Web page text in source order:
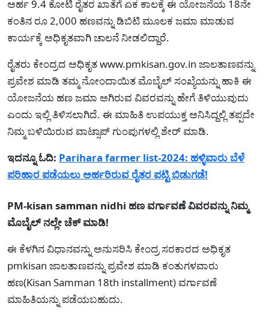
ಅರ್ಹ 9.4 ಕೋಟಿ ರೈತರ ಖಾತೆಗೆ ಏಕ ಕಾಲಕ್ಕೆ ಈ ಯೋಜನೆಯ 18ನೇ
ಕಂತಿನ ರೂ 2,000 ಹಣವನ್ನು ಡಿಬಿಟಿ ಮೂಲಕ ಜಮಾ ಮಾಡುವ
ಕಾರ್ಯಕ್ಕೆ ಅಧಿಕೃತವಾಗಿ ಚಾಲನೆ ನೀಡಲಿದ್ದಾರೆ.
ರೈತರು ಕೇಂದ್ರದ ಅಧಿಕೃತ www.pmkisan.gov.in ಜಾಲತಾಣವನ್ನು
ಪ್ರವೇಶ ಮಾಡಿ ತಮ್ಮ ನೋಂದಾಯಿತ ಮೊಬೈಲ್ ಸಂಖ್ಯೆಯನ್ನು ಹಾಕಿ ಈ
ಯೋಜನೆಯ ಹಣ ಜಮಾ ಅಗಿರುವ ವಿವರವನ್ನು ಹೇಗೆ ತಿಳಿಯುವುದು
ಎಂದು ಇಲ್ಲಿ ತಿಳಿಸಲಾಗಿದೆ. ಈ ಮಾಹಿತಿ ಉಪಯುಕ್ತ ಅನಿಸಿದ್ದಲ್ಲಿ ತಪ್ಪದೇ
ನಿಮ್ಮ ಬಳಿಯಿರುವ ವಾಟ್ಸಾಪ್ ಗುಂಪುಗಳಲ್ಲಿ ಶೇರ್ ಮಾಡಿ.
ಇದನ್ನೂ ಓದಿ: Parihara farmer list-2024: ಹಳ್ಳಿವಾರು ಬೆಳೆ
ಪರಿಹಾರ ಪಡೆಯಲು ಅರ್ಹರಿರುವ ರೈತರ ಪಟ್ಟಿ ಬಿಡುಗಡೆ!
PM-kisan samman nidhi ಹಣ ವರ್ಗಾವಣೆ ವಿವರವನ್ನು ನಿಮ್ಮ
ಮೊಬೈಲ್ ನಲ್ಲೇ ಚೆಕ್ ಮಾಡಿ!
ಈ ಕೆಳಗಿನ ವಿಧಾನವನ್ನು ಅನುಸರಿಸಿ ಕೇಂದ್ರ ಸರಕಾರದ ಅಧಿಕೃತ
pmkisan ಜಾಲತಾಣವನ್ನು ಪ್ರವೇಶ ಮಾಡಿ ಕಂತುಗಳವಾರು
ಹಣ(Kisan Samman 18th installment) ವರ್ಗಾವಣೆ
ಮಾಹಿತಿಯನ್ನು ಪಡೆಯಬಹುದು.